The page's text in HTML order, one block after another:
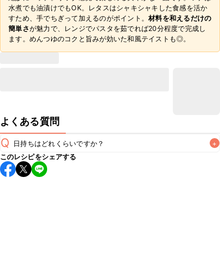
水煮でも油漬けでもOK。レタスはシャキシャキした食感を活か
すため、手でちぎって加えるのがポイント。 材料を和えるだけの
簡単さが魅力で、レンジでパスタを茹でれば20分程度で完成し
ます。めんつゆのコクと旨みが効いた和風テイストも◎。
よくある質問
Q 日持ちはどれくらいですか？ +
こちらのレシピは出来たてをお召し上がりいただくことをお
すすめします。
このレシピをシェアする